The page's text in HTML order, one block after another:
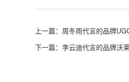
上一篇： 周冬雨代言的品牌
下一篇： 李云迪代言的品牌沃